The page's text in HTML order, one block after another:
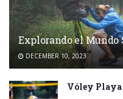
Explorando el Mundo
DECEMBER 10, 2023
Vóley